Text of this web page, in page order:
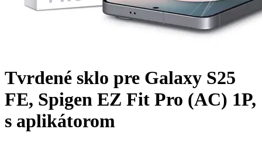
Tvrdené sklo pre Galaxy S25
FE, Spigen EZ Fit Pro (AC) 1P,
s aplikátorom